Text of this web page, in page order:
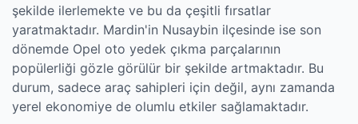
şekilde ilerlemekte ve bu da çeşitli fırsatlar
yaratmaktadır. Mardin'in Nusaybin ilçesinde ise son
dönemde Opel oto yedek çıkma parçalarının
popülerliği gözle görülür bir şekilde artmaktadır. Bu
durum, sadece araç sahipleri için değil, aynı zamanda
yerel ekonomiye de olumlu etkiler sağlamaktadır.